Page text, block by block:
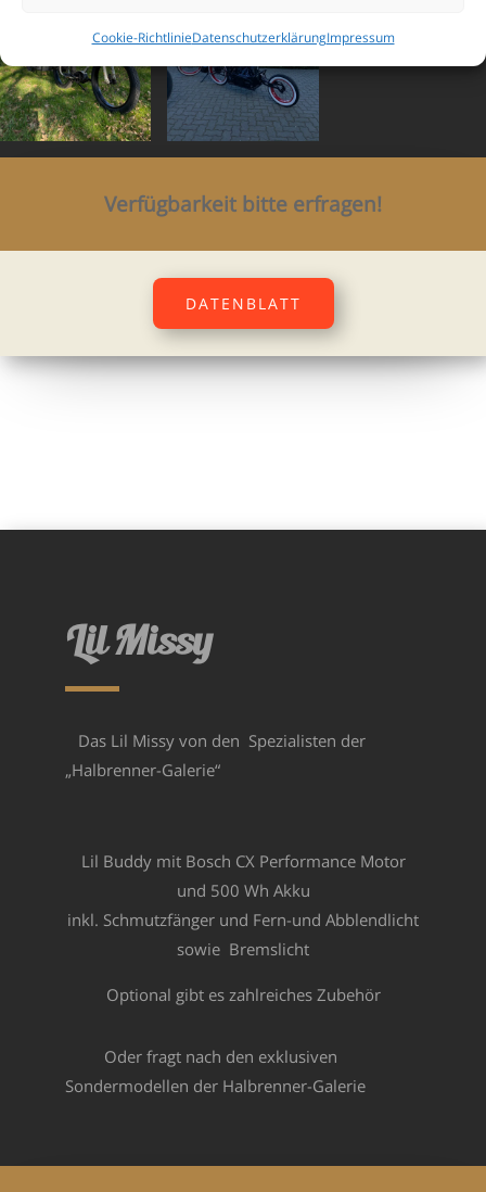
Cookie-RichtlinieDatenschutzerklärungImpressum
Verfügbarkeit bitte erfragen!
DATENBLATT
Lil Missy
Das Lil Missy von den Spezialisten der
„Halbrenner-Galerie“
Lil Buddy mit Bosch CX Performance Motor
und 500 Wh Akku
inkl. Schmutzfänger und Fern-und Abblendlicht
sowie Bremslicht
Optional gibt es zahlreiches Zubehör
Oder fragt nach den exklusiven
Sondermodellen der Halbrenner-Galerie